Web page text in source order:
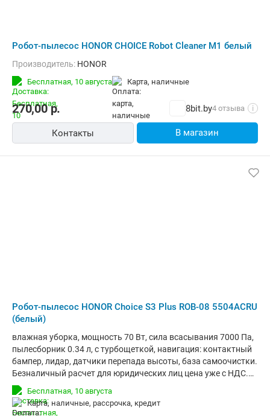
Робот-пылесос HONOR CHOICE Robot Cleaner M1 белый
Производитель: HONOR
Бесплатная, 10 августа карта, наличные
270,00р. 8bit.by4 отзыва i
Контакты В магазин
Робот-пылесос HONOR Choice S3 Plus ROB-08 5504ACRU
(белый)
влажная уборка, мощность 70 Вт, сила всасывания 7000 Па,
пылесборник 0.34 л, с турбощеткой, навигация: контактный
бампер, лидар, датчики перепада высоты, база самоочистки.
Безналичный расчет для юридических лиц цена уже с НДС.
Мы стремимся предоставить нашим клиентам широкий
ассортимент товаров по привлекательным ценам с
профессиональным обслуживанием. Мы заботимся о
Бесплатная, 10 августа
карта, наличные, рассрочка, кредит